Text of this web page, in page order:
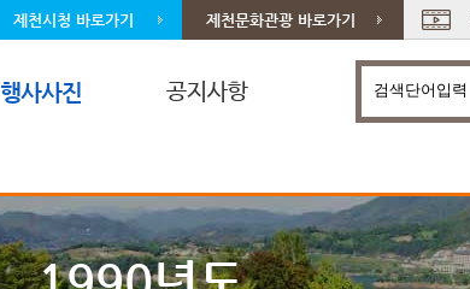
제천시청 바로가기 제천문화관광 바로가기
행사사진 공지사항